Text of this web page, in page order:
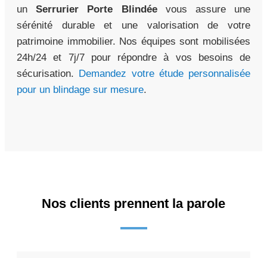
unSerrurier Porte Blindéevous assure une
sérénité durable et une valorisation de votre
patrimoine immobilier. Nos équipes sont mobilisées
24h/24 et 7j/7 pour répondre à vos besoins de
sécurisation. Demandez votre étude personnalisée
pour un blindage sur mesure.
Nos clients prennent la parole